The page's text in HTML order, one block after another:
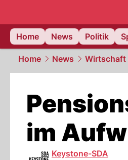
Home
News Politik
Home News Wirtschaft
im
Keystone-SDA